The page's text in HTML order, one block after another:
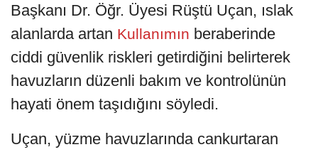
Başkanı Dr. Öğr. Üyesi Rüştü Uçan, ıslak
alanlarda artan Kullanımın beraberinde
ciddi güvenlik riskleri getirdiğini belirterek
havuzların düzenli bakım ve kontrolünün
hayati önem taşıdığını söyledi.
Uçan, yüzme havuzlarında cankurtaran